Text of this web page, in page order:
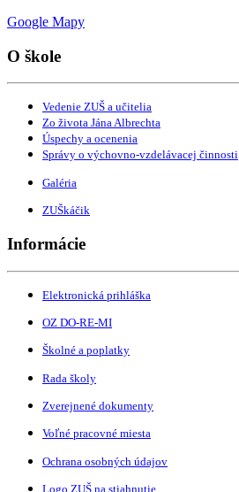
Google Mapy
O škole
Vedenie ZUŠ a učitelia
Zo života Jána Albrechta
Úspechy a ocenenia
Správy o výchovno-vzdelávacej činnosti
Galéria
ZUŠkáčik
Informácie
Elektronická prihláška
OZ DO-RE-MI
Školné a poplatky
Rada školy
Zverejnené dokumenty
Voľné pracovné miesta
Ochrana osobných údajov
Logo ZUŠ na stiahnutie